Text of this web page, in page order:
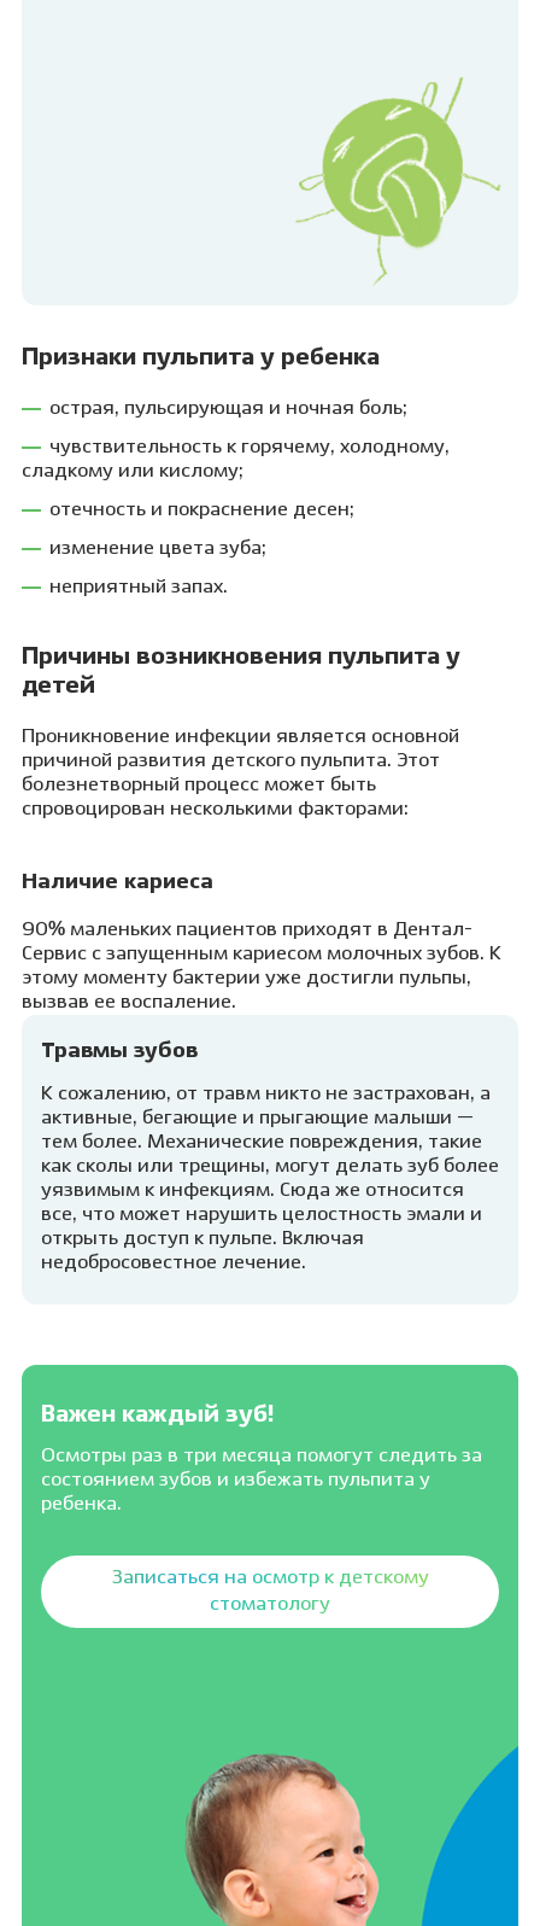
Признаки пульпита у ребенка
острая, пульсирующая и ночная боль;
чувствительность к горячему, холодному,
сладкому или кислому;
отечность и покраснение десен;
изменение цвета зуба;
неприятный запах.
Причины возникновения пульпита у
детей
Проникновение инфекции является основной
причиной развития детского пульпита. Этот
болезнетворный процесс может быть
спровоцирован несколькими факторами:
Наличие кариеса
90% маленьких пациентов приходят в Дентал-
Сервис с запущенным кариесом молочных зубов. К
этому моменту бактерии уже достигли пульпы,
вызвав ее воспаление.
Травмы зубов
К сожалению, от травм никто не застрахован, а
активные, бегающие и прыгающие малыши —
тем более. Механические повреждения, такие
как сколы или трещины, могут делать зуб более
уязвимым к инфекциям. Сюда же относится
все, что может нарушить целостность эмали и
открыть доступ к пульпе. Включая
недобросовестное лечение.
Важен каждый зуб!
Осмотры раз в три месяца помогут следить за
состоянием зубов и избежать пульпита у
ребенка.
Записаться на осмотр к детскому
стоматологу